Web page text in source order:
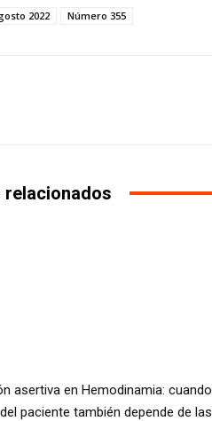
2022 Número 355
asertiva en Hemodinamia: cuando
paciente también depende de las